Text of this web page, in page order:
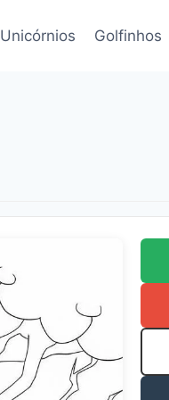
Unicórnios Golfinhos